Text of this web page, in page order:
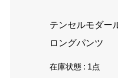
テンセルモダー
ロングパンツ
在庫状態 : 1点